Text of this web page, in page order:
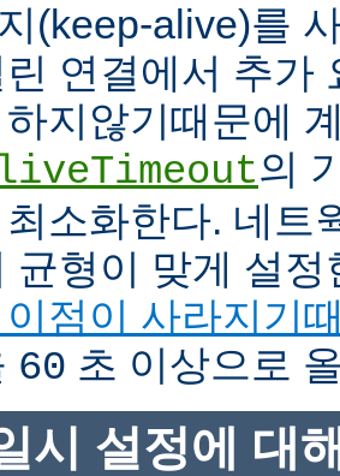
(keep-alive)를
연결에서 추가
지않기때문에
의
소화한다. 네트
균형이 맞게 설
점이 사라지기
60 초 이상으로
시 설정에 대